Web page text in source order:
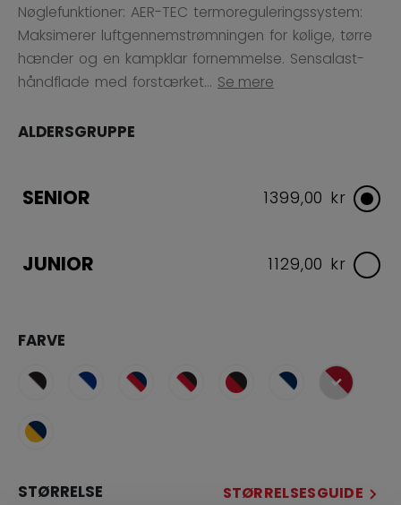
Nøglefunktioner: AER-TEC termoreguleringssystem:
Maksimerer luftgennemstrømningen for kølige, tørre
hænder og en kampklar fornemmelse. Sensalast-
håndflade med forstærket... Se mere
ALDERSGRUPPE
SENIOR 1399,00 kr
JUNIOR 1129,00 kr
FARVE
selected
STØRRELSE STØRRELSESGUIDE